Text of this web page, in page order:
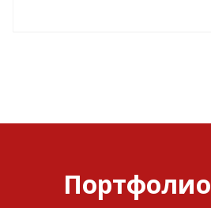
Портфолио